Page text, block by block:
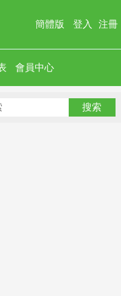
簡體版 登入 注冊
會員中心